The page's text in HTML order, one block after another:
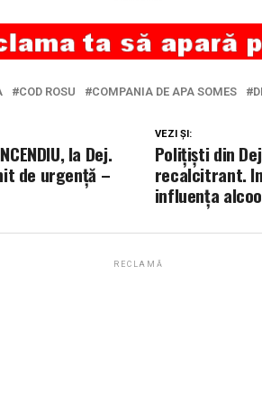
COD ROSU COMPANIA DE APA SOMES
VEZI ȘI:
Polițiști din
recalcitrant.
influența
la Dej.
de urgență –
RECLAMĂ